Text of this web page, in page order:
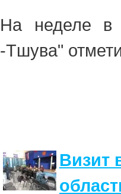
На неделе в
-Тшува"
Визит